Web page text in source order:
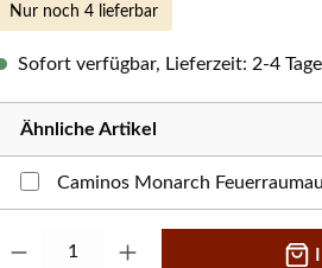
Nur noch 4 lieferbar
Sofort verfügbar, Lieferzeit: 2-4 Tage
Ähnliche Artikel
Caminos Monarch
Produkt Anzahl: Gib den gewünschten